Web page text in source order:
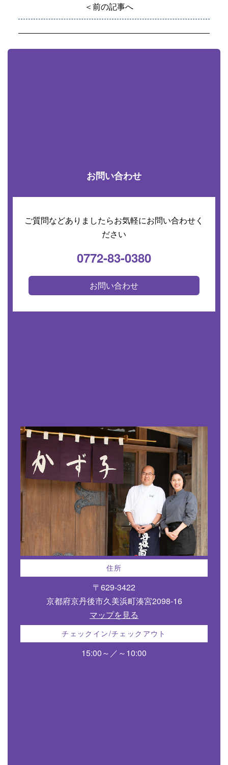
＜前の記事へ
お問い合わせ
ご質問などありましたらお気軽にお問い合わせく
ださい
0772-83-0380
お問い合わせ
住所
〒629-3422
京都府京丹後市久美浜町湊宮2098-16
マップを見る
チェックイン/チェックアウト
15:00～／～10:00